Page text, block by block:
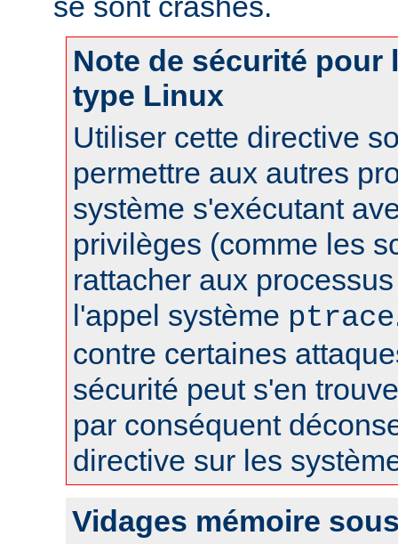
Note de sécurité pour
type Linux
Utiliser cette directive
permettre aux autres
système s'exécutant
privilèges (comme les
rattacher aux
l'appel système ptrace
contre certaines
sécurité peut s'en
par conséquent
directive sur les
Vidages mémoire